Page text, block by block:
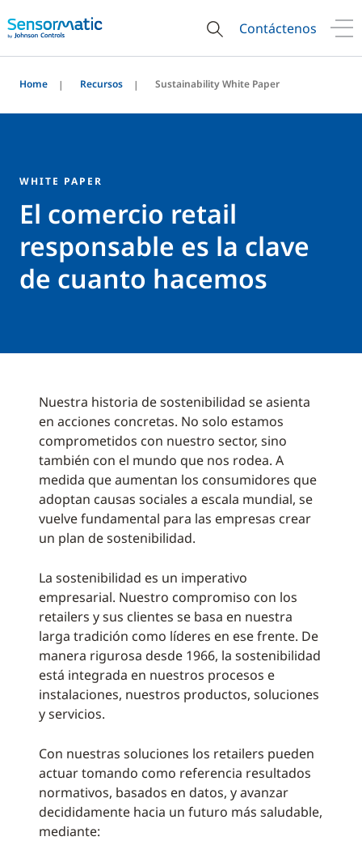
Contáctenos
Home Recursos Sustainability White Paper
WHITE PAPER
El comercio retail
responsable es la clave
de cuanto hacemos
Nuestra historia de sostenibilidad se asienta
en acciones concretas. No solo estamos
comprometidos con nuestro sector, sino
también con el mundo que nos rodea. A
medida que aumentan los consumidores que
adoptan causas sociales a escala mundial, se
vuelve fundamental para las empresas crear
un plan de sostenibilidad.
La sostenibilidad es un imperativo
empresarial. Nuestro compromiso con los
retailers y sus clientes se basa en nuestra
larga tradición como líderes en ese frente. De
manera rigurosa desde 1966, la sostenibilidad
está integrada en nuestros procesos e
instalaciones, nuestros productos, soluciones
y servicios.
Con nuestras soluciones los retailers pueden
actuar tomando como referencia resultados
normativos, basados en datos, y avanzar
decididamente hacia un futuro más saludable,
mediante: